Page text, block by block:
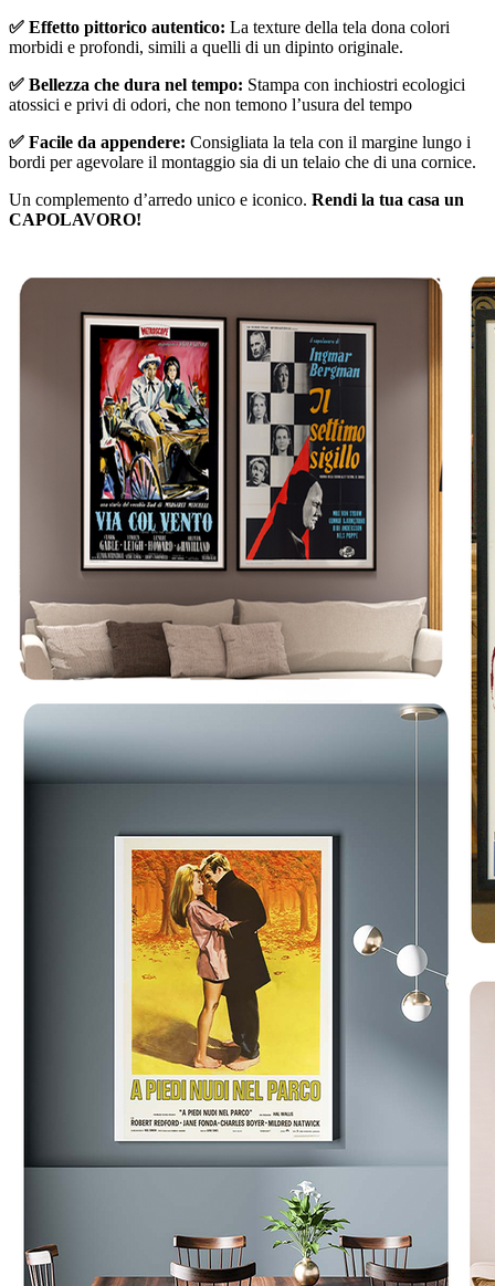
✅ Effetto pittorico autentico: La texture della tela dona colori
morbidi e profondi, simili a quelli di un dipinto originale.
✅ Bellezza che dura nel tempo: Stampa con inchiostri ecologici
atossici e privi di odori, che non temono l’usura del tempo
✅ Facile da appendere: Consigliata la tela con il margine lungo i
bordi per agevolare il montaggio sia di un telaio che di una cornice.
Un complemento d’arredo unico e iconico. Rendi la tua casa un
CAPOLAVORO!